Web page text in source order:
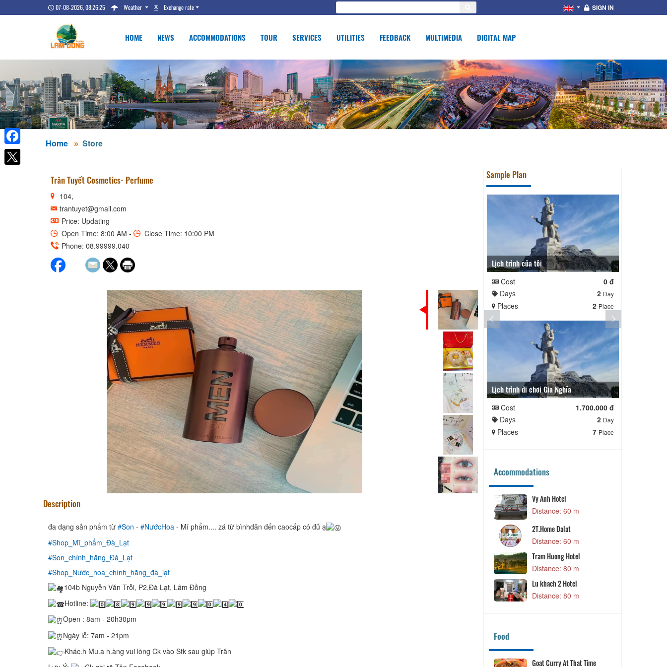
07-08-2026, 08:26:25 Weather Exchange rate SIGN IN
HOME NEWS ACCOMMODATIONS TOUR SERVICES UTILITIES FEEDBACK MULTIMEDIA DIGITAL MAP
Home Store
Trân Tuyết Cosmetics- Perfume
104,
trantuyet@gmail.com
Price: Updating
Open Time: 8:00 AM -
Close Time: 10:00 PM
Phone: 08.99999.040
Description
đa dạng sản phẩm từ #Son - #NướcHoa - Mĩ phẩm.... zá từ bìnhdân đến caocấp có đủ ạ
#Shop_Mĩ_phẩm_Đà_Lạt
#Son_chính_hãng_Đà_Lạt
#Shop_Nước_hoa_chính_hãng_đà_lạt
104b Nguyễn Văn Trỗi, P2,Đà Lạt, Lâm Đồng
Hotline:
Open : 8am - 20h30pm
Ngày lễ: 7am - 21pm
Khác.h Mu.a h.àng vui lòng Ck vào Stk sau giúp Trân
Sample Plan
Lịch trình của tôi
Cost
0 đ
Days
2 Day
Places 2 Place
Lịch trình đi chơi Gia Nghĩa
Cost
1.700.000 đ
Days
2 Day
Places 7 Place
Accommodations
Vy Anh Hotel
Distance: 60 m
2T.Home Dalat
Distance: 60 m
Tram Huong Hotel
Distance: 80 m
Lu khach 2 Hotel
Distance: 80 m
Food
Goat Curry At That Time
Facebook